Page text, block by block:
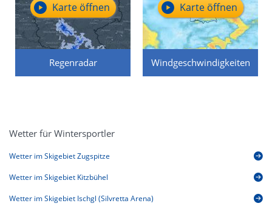
Regenradar
Karte öffnen
Windgeschwindigkeiten
Karte öffnen
Wetter für Wintersportler
Wetter im Skigebiet Zugspitze
Wetter im Skigebiet Kitzbühel
Wetter im Skigebiet Ischgl (Silvretta Arena)